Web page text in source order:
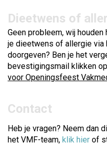
Dieetwens of
Geen probleem, wij
je dieetwens of allergie via
doorgeven? Ben je het
bevestigingsmail klikken op
voor Openingsfeest
Contact
Heb je vragen? Neem dan
het VMF-team, klik hier of